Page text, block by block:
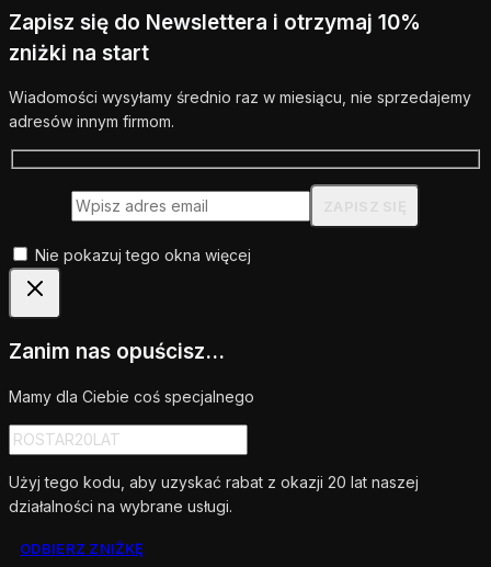
Zapisz się do Newslettera i otrzymaj 10%
zniżki na start
Wiadomości wysyłamy średnio raz w miesiącu, nie sprzedajemy
adresów innym firmom.
Nie pokazuj tego okna więcej
Zanim nas opuścisz...
Mamy dla Ciebie coś specjalnego
Użyj tego kodu, aby uzyskać rabat z okazji 20 lat naszej
działalności na wybrane usługi.
ODBIERZ ZNIŻKĘ